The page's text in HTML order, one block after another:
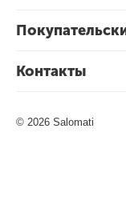
Контакты
© 2026 Salomati